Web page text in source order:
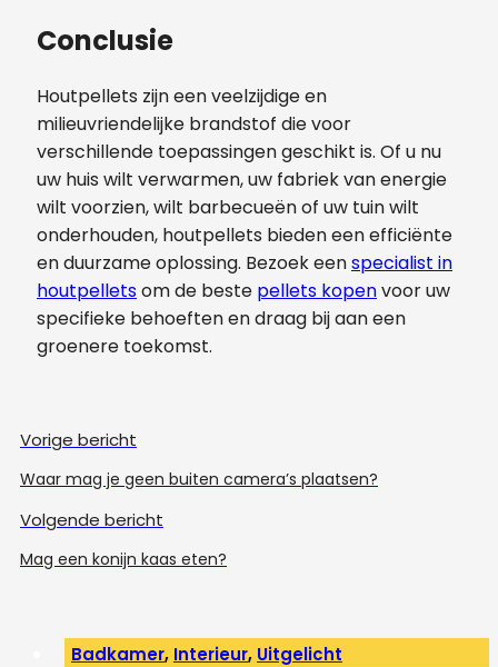
Conclusie
Houtpellets zijn een veelzijdige en
milieuvriendelijke brandstof die voor
verschillende toepassingen geschikt is. Of u nu
uw huis wilt verwarmen, uw fabriek van energie
wilt voorzien, wilt barbecueën of uw tuin wilt
onderhouden, houtpellets bieden een efficiënte
en duurzame oplossing. Bezoek eenspecialist in
houtpelletsom de beste pellets kopenvoor uw
specifieke behoeften en draag bij aan een
groenere toekomst.
Vorige bericht
Waar mag je geen buiten camera’s plaatsen?
Volgende bericht
Mag een konijn kaas eten?
Badkamer, Interieur, Uitgelicht